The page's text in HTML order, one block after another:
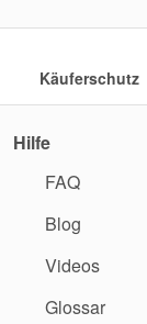
Käuferschutz
Hilfe
FAQ
Blog
Videos
Glossar